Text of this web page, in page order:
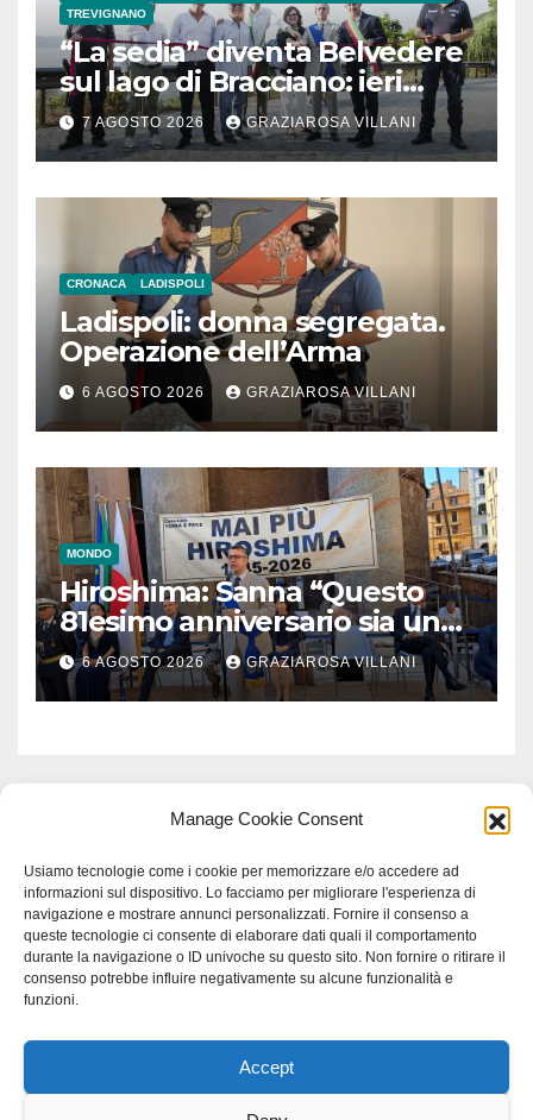
Manage Cookie Consent
Usiamo tecnologie come i cookie per memorizzare e/o accedere ad
informazioni sul dispositivo. Lo facciamo per migliorare l'esperienza di
navigazione e mostrare annunci personalizzati. Fornire il consenso a
queste tecnologie ci consente di elaborare dati quali il comportamento
durante la navigazione o ID univoche su questo sito. Non fornire o ritirare il
consenso potrebbe influire negativamente su alcune funzionalità e
funzioni.
Accept
TREVIGNANO
“La sedia” diventa Belvedere
sul lago di Bracciano: ieri
l’inaugurazione
7 AGOSTO 2026 GRAZIAROSA VILLANI
CRONACA LADISPOLI
Ladispoli: donna segregata.
Operazione dell’Arma
6 AGOSTO 2026 GRAZIAROSA VILLANI
MONDO
Hiroshima: Sanna “Questo
81esimo anniversario sia un
monito per tutti”
6 AGOSTO 2026 GRAZIAROSA VILLANI
Proudly powered by WordPress|Tema: Newspaperex di